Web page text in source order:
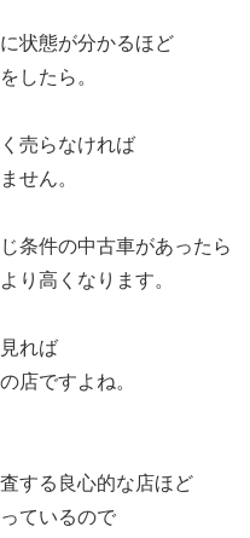
状態が分かるほど
したら。
売らなければ
せん。
条件の中古車があったら
り高くなります。
れば
店ですよね。
する良心的な店ほど
ているので